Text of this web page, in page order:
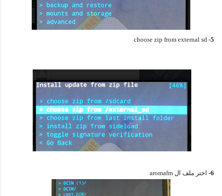
5-
6- اختر ملف ال aromafm